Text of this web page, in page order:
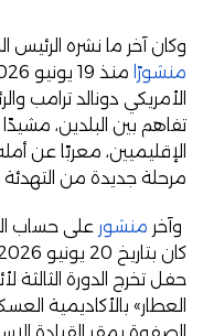
وكان آخر ما نشره
منشورًا
الأمريكي دونالد ترامب
تفاهم بين البلدين،
الإقليميين، معربًا عن
مرحلة جديدة من التهدئة
وآخر منشور على حساب
حفل تخرج الدورة الثالثة
العطار» بالأكاديمية